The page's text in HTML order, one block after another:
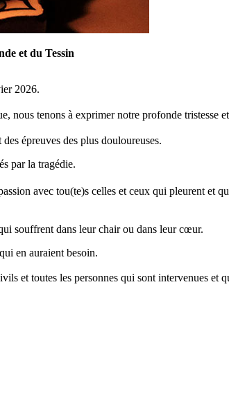
et du Tessin
2026.
nous tenons à exprimer notre profonde tristesse
épreuves des plus douloureuses.
par la tragédie.
avec tou(te)s celles et ceux qui pleurent et
souffrent dans leur chair ou dans leur cœur.
en auraient besoin.
et toutes les personnes qui sont intervenues